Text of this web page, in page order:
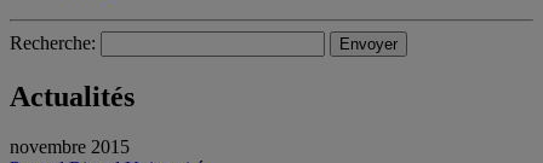
Recherche:
Actualités
novembre 2015